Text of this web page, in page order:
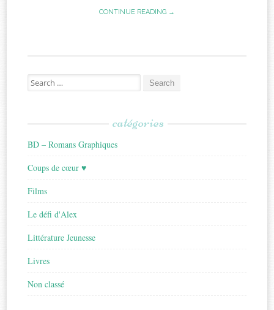
CONTINUE READING →
Search
for:
catégories
BD – Romans Graphiques
Coups de cœur ♥
Films
Le défi d'Alex
Littérature Jeunesse
Livres
Non classé